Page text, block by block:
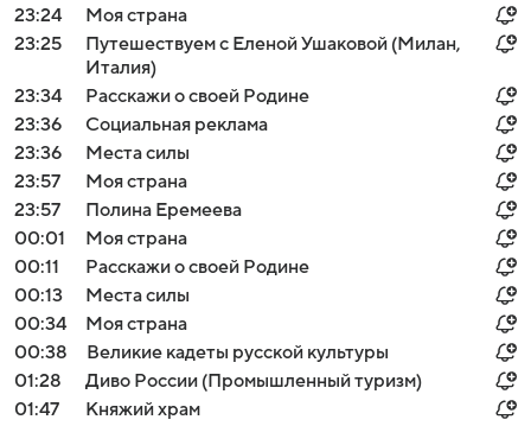
23:24
Моя страна
23:25
Путешествуем с Еленой Ушаковой (Милан,
Италия)
23:34
Расскажи о своей Родине
23:36
Социальная реклама
23:36
Места силы
23:57
Моя страна
23:57
Полина Еремеева
00:01
Моя страна
00:11
Расскажи о своей Родине
00:13
Места силы
00:34
Моя страна
00:38
Великие кадеты русской культуры
01:28
Диво России (Промышленный туризм)
01:47
Княжий храм